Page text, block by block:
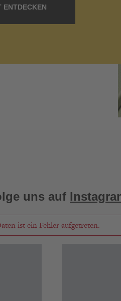
ENTDECKEN
uns auf
ist ein Fehler aufgetreten.